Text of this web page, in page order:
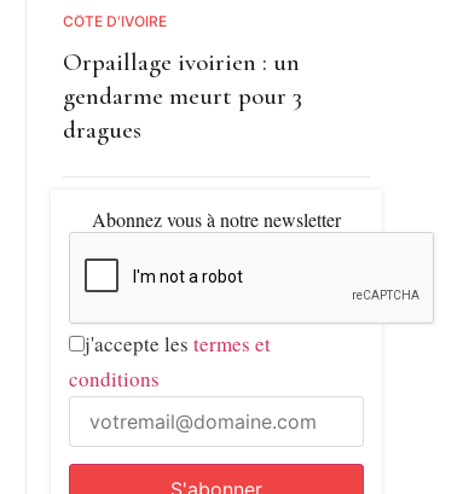
CÔTE D'IVOIRE
Orpaillage ivoirien : un
gendarme meurt pour 3
dragues
Abonnez vous à notre newsletter
j'accepte les termes et
conditions